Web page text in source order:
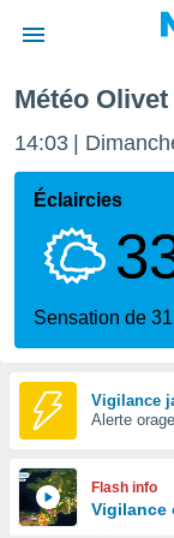
de
Météo Olivet
14:03
Éclaircies
Sensation de
Vigilance
Alerte
Flash info
Vigilance